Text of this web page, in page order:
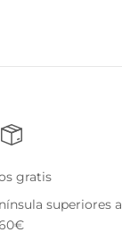
gratis
superiores a